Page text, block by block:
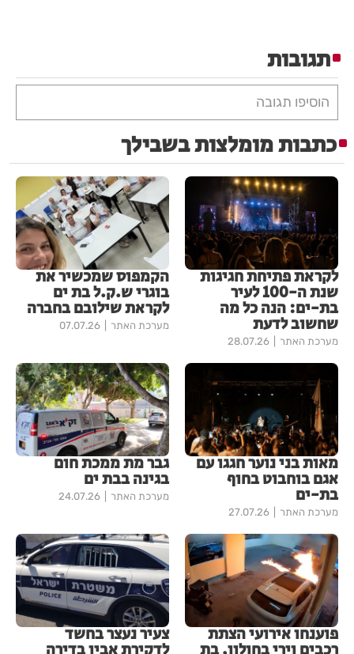
תגובות
הוסיפו תגובה
כתבות מומלצות בשבילך
לקראת פתיחת חגיגות
שנת ה-100 לעיר
בת-ים: הנה כל מה
שחשוב לדעת
מערכת האתר 28.07.26
הקמפוס שמכשיר את
בוגרי ש.ק.ל בת ים
לקראת שילובם בחברה
מערכת האתר 07.07.26
מאות בני נוער חגגו עם
אגם בוחבוט בחוף
בת-ים
מערכת האתר 27.07.26
גבר מת ממכת חום
בגינה בבת ים
מערכת האתר 24.07.26
פוענחו אירועי הצתת צעיר נעצר בחשד